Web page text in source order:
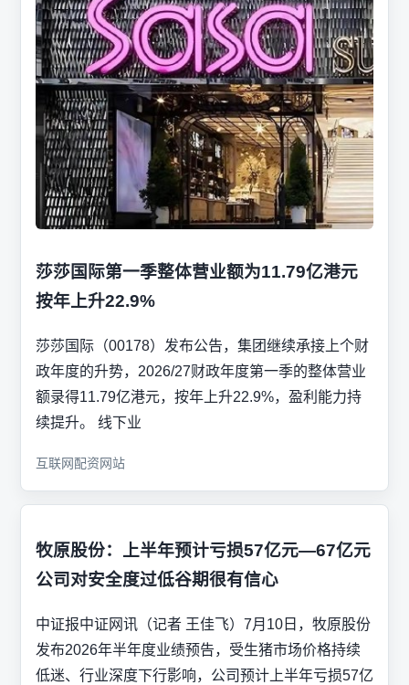
莎莎国际第一季整体营业额为11.79亿港元
按年上升22.9%
莎莎国际（00178）发布公告，集团继续承接上个财
政年度的升势，2026/27财政年度第一季的整体营业
额录得11.79亿港元，按年上升22.9%，盈利能力持
续提升。 线下业
互联网配资网站
牧原股份：上半年预计亏损57亿元—67亿元
公司对安全度过低谷期很有信心
中证报中证网讯（记者 王佳飞）7月10日，牧原股份
发布2026年半年度业绩预告，受生猪市场价格持续
低迷、行业深度下行影响，公司预计上半年亏损57亿